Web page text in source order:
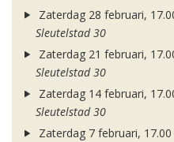
Zaterdag 28 februari,
Sleutelstad 30
Zaterdag 21 februari,
Sleutelstad 30
Zaterdag 14 februari,
Sleutelstad 30
Zaterdag 7 februari,